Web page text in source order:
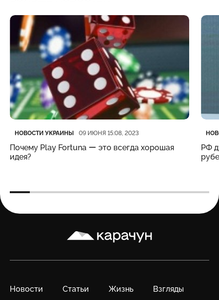
Категория
НОВОСТИ УКРАИНЫ
Дата публикации 09 ИЮНЯ 15:08, 2023
Почему Play Fortuna ー это всегда хорошая
идея?
РФ
Карачун
Новости Статьи Жизнь Взгляды